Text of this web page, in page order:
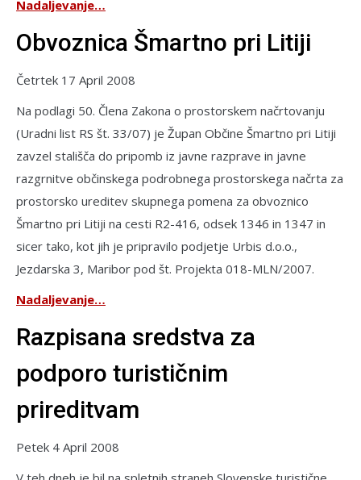
Nadaljevanje…
Obvoznica Šmartno pri Litiji
Četrtek 17 April 2008
Na podlagi 50. Člena Zakona o prostorskem načrtovanju
(Uradni list RS št. 33/07) je Župan Občine Šmartno pri Litiji
zavzel stališča do pripomb iz javne razprave in javne
razgrnitve občinskega podrobnega prostorskega načrta za
prostorsko ureditev skupnega pomena za obvoznico
Šmartno pri Litiji na cesti R2-416, odsek 1346 in 1347 in
sicer tako, kot jih je pripravilo podjetje Urbis d.o.o.,
Jezdarska 3, Maribor pod št. Projekta 018-MLN/2007.
Nadaljevanje…
Razpisana sredstva za
podporo turističnim
prireditvam
Petek 4 April 2008